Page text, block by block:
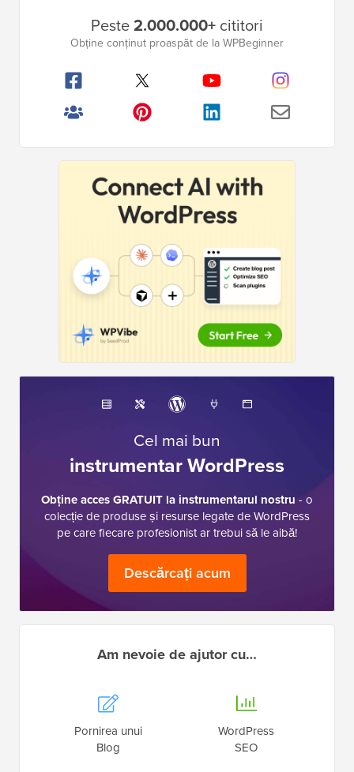
laterală
principală
Peste2.000.000+ cititori
Obține conținut proaspăt de la WPBeginner
Cel mai bun
instrumentar WordPress
Obține acces GRATUIT la instrumentarul nostru - o
colecție de produse și resurse legate de WordPress
pe care fiecare profesionist ar trebui să le aibă!
Descărcați acum
Am nevoie de ajutor cu…
Pornirea unui
Blog
WordPress
SEO